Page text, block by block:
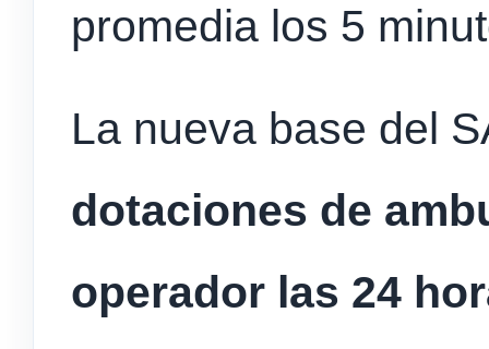
promedia los 5
La nueva base del
dotaciones de
operador las 24